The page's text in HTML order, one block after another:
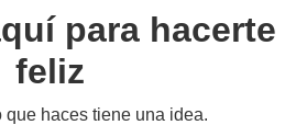
para hacerte
feliz
que haces tiene una idea.